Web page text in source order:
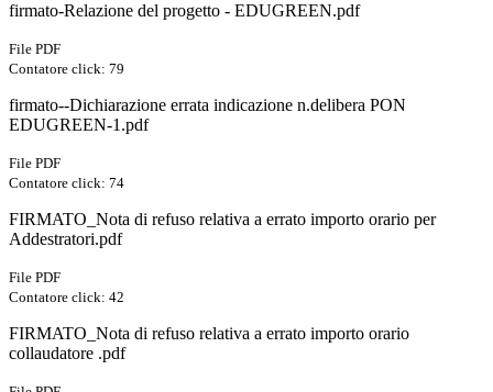
firmato-Relazione del progetto - EDUGREEN.pdf
File PDF
Contatore click: 79
firmato--Dichiarazione errata indicazione n.delibera PON
EDUGREEN-1.pdf
File PDF
Contatore click: 74
FIRMATO_Nota di refuso relativa a errato importo orario per
Addestratori.pdf
File PDF
Contatore click: 42
FIRMATO_Nota di refuso relativa a errato importo orario
collaudatore .pdf